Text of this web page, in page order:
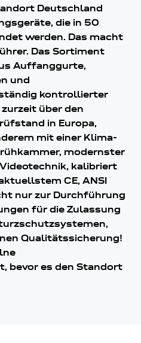
Deutschland
die in 50
werden. Das macht
Das Sortiment
Auffanggurte,
und
kontrollierter
über den
in Europa,
mit einer Klima-
modernster
kalibriert
CE, ANSI
nur zur Durchführung
für die Zulassung
Qualitätssicherung!
bevor es den Standort